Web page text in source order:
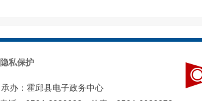
隐私保护
承办：霍邱县电子政务中心